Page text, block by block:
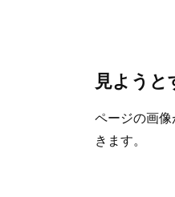
見ようと
ページの画
きます。